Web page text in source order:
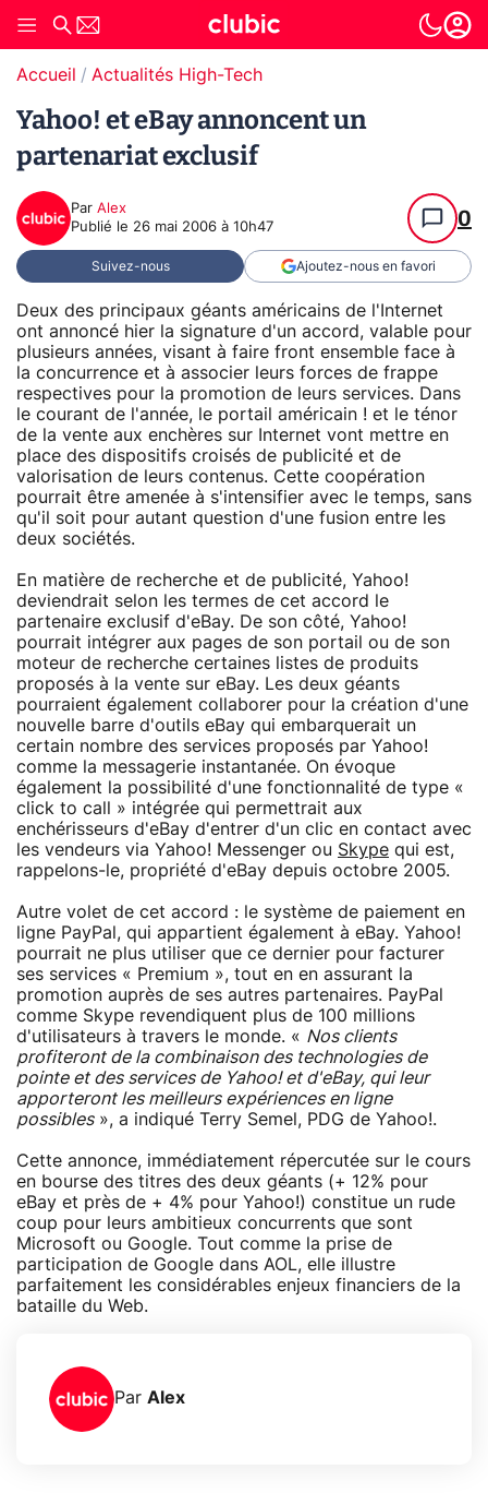
Accueil Actualités High-Tech
Yahoo! et eBay annoncent un
partenariat exclusif
Par Alex
Publié le 26 mai 2006 à 10h47 0
Suivez-nous Ajoutez-nous en favori
Deux des principaux géants américains de l'Internet
ont annoncé hier la signature d'un accord, valable pour
plusieurs années, visant à faire front ensemble face à
la concurrence et à associer leurs forces de frappe
respectives pour la promotion de leurs services. Dans
le courant de l'année, le portail américain ! et le ténor
de la vente aux enchères sur Internet vont mettre en
place des dispositifs croisés de publicité et de
valorisation de leurs contenus. Cette coopération
pourrait être amenée à s'intensifier avec le temps, sans
qu'il soit pour autant question d'une fusion entre les
deux sociétés.
En matière de recherche et de publicité, Yahoo!
deviendrait selon les termes de cet accord le
partenaire exclusif d'eBay. De son côté, Yahoo!
pourrait intégrer aux pages de son portail ou de son
moteur de recherche certaines listes de produits
proposés à la vente sur eBay. Les deux géants
pourraient également collaborer pour la création d'une
nouvelle barre d'outils eBay qui embarquerait un
certain nombre des services proposés par Yahoo!
comme la messagerie instantanée. On évoque
également la possibilité d'une fonctionnalité de type «
click to call » intégrée qui permettrait aux
enchérisseurs d'eBay d'entrer d'un clic en contact avec
les vendeurs via Yahoo! Messenger ou Skype qui est,
rappelons-le, propriété d'eBay depuis octobre 2005.
Autre volet de cet accord : le système de paiement en
ligne PayPal, qui appartient également à eBay. Yahoo!
pourrait ne plus utiliser que ce dernier pour facturer
ses services « Premium », tout en en assurant la
promotion auprès de ses autres partenaires. PayPal
comme Skype revendiquent plus de 100 millions
d'utilisateurs à travers le monde. « Nos clients
profiteront de la combinaison des technologies de
pointe et des services de Yahoo! et d'eBay, qui leur
apporteront les meilleurs expériences en ligne
possibles», a indiqué Terry Semel, PDG de Yahoo!.
Cette annonce, immédiatement répercutée sur le cours
en bourse des titres des deux géants (+ 12% pour
eBay et près de + 4% pour Yahoo!) constitue un rude
coup pour leurs ambitieux concurrents que sont
Microsoft ou Google. Tout comme la prise de
participation de Google dans AOL, elle illustre
parfaitement les considérables enjeux financiers de la
bataille du Web.
Par Alex